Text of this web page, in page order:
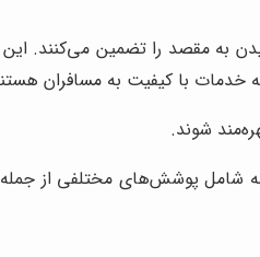
به مقصد را تضمین می‌کنند. این
خدمات با کیفیت به مسافران
شوند.
شامل پوشش‌های مختلفی از جمله